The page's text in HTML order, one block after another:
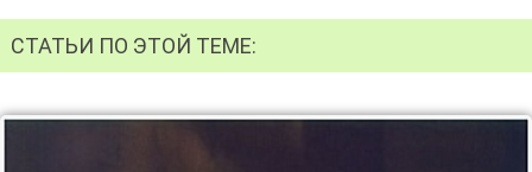
СТАТЬИ ПО ЭТОЙ ТЕМЕ: